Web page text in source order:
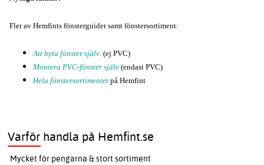
Fler av Hemfints fönsterguider samt fönstersortiment:
Att byta fönster själv. (ej PVC)
Montera PVC-fönster själv (endast PVC)
Hela fönstersortimentet på Hemfint
Varför handla på Hemfint.se
Mycket för pengarna & stort sortiment